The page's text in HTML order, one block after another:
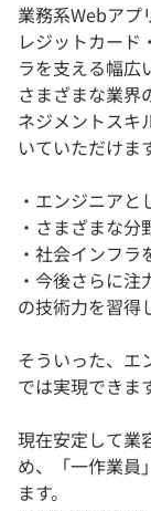
業務系Webアプ
レジットカード
ラを支える幅広
さまざまな業界
ネジメントスキ
いていただけま
・エンジニアと
・さまざまな分
・社会インフラ
・今後さらに
の技術力を習得
そういった、エ
では実現できま
現在安定して業
め、「一作業員
ます。